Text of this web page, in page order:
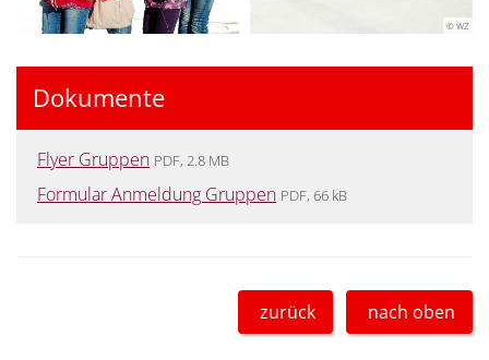
© WZ
Dokumente
Flyer Gruppen PDF, 2.8 MB
Formular Anmeldung Gruppen PDF, 66 kB
zurück nach oben